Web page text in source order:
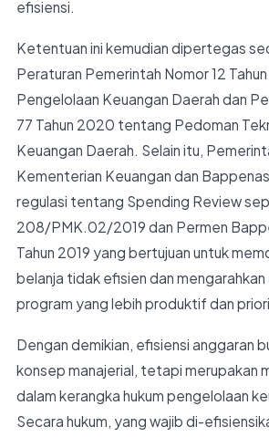
efisiensi.
Ketentuan ini kemudian dipertegas
Peraturan Pemerintah Nomor 12
Pengelolaan Keuangan Daerah dan
77 Tahun 2020 tentang Pedoman
Keuangan Daerah. Selain itu,
Kementerian Keuangan dan
regulasi tentang Spending Review
208/PMK.02/2019 dan Permen
Tahun 2019 yang bertujuan untuk
belanja tidak efisien dan
program yang lebih produktif dan
Dengan demikian, efisiensi anggaran
konsep manajerial, tetapi merupakan
dalam kerangka hukum pengelolaan
Secara hukum, yang wajib di-